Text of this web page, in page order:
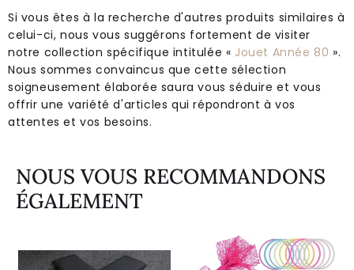
Si vous êtes à la recherche d'autres produits similaires à
celui-ci, nous vous suggérons fortement de visiter
notre collection spécifique intitulée « Jouet Année 80 ».
Nous sommes convaincus que cette sélection
soigneusement élaborée saura vous séduire et vous
offrir une variété d'articles qui répondront à vos
attentes et vos besoins.
NOUS VOUS RECOMMANDONS
ÉGALEMENT